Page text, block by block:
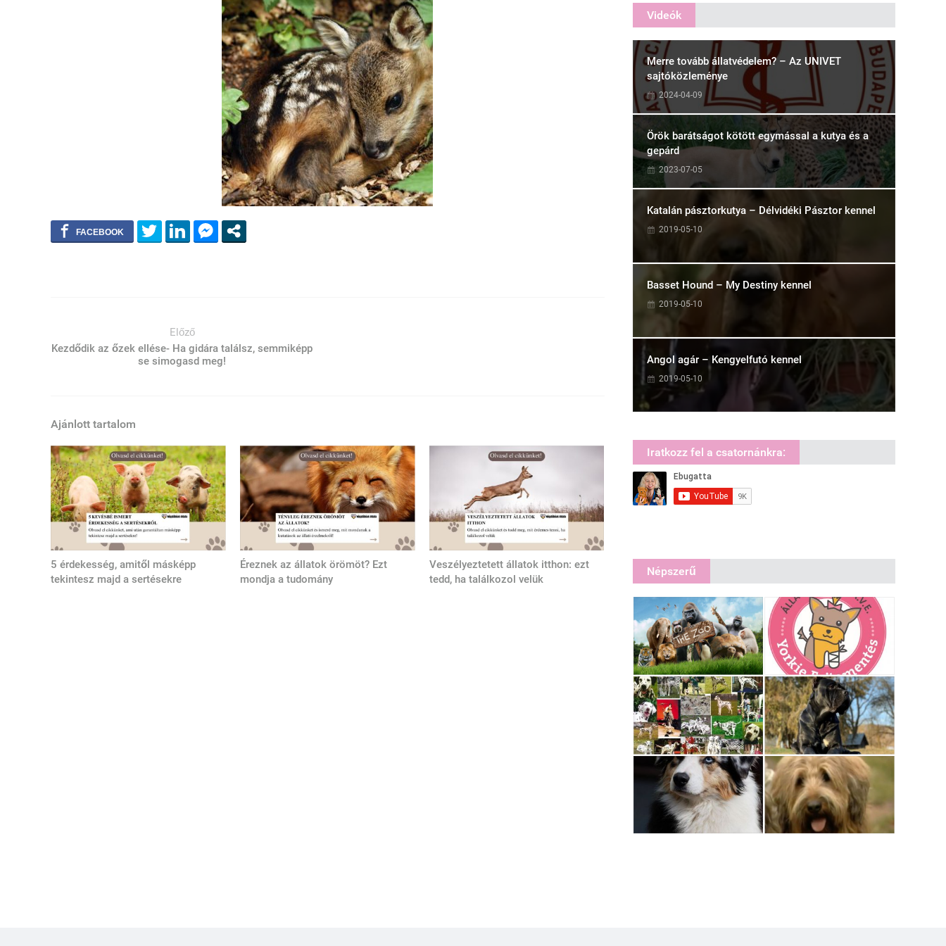
Előző
Kezdődik az őzek ellése- Ha gidára találsz, semmiképp
se simogasd meg!
Ajánlott tartalom
5 érdekesség, amitől másképp
tekintesz majd a sertésekre
Éreznek az állatok örömöt? Ezt
mondja a tudomány
Veszélyeztetett állatok itthon: ezt
tedd, ha találkozol velük
Videók
Merre tovább állatvédelem? – Az UNIVET
sajtóközleménye
2024-04-09
Örök barátságot kötött egymással a kutya és a
gepárd
2023-07-05
Katalán pásztorkutya – Délvidéki Pásztor kennel
2019-05-10
Basset Hound – My Destiny kennel
2019-05-10
Angol agár – Kengyelfutó kennel
2019-05-10
Iratkozz fel a csatornánkra:
Népszerű